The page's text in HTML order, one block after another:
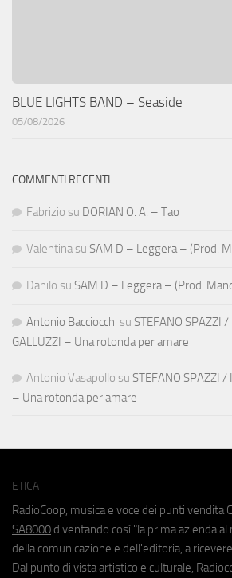
BLUE LIGHTS BAND – Seaside
05/08/2026
COMMENTI RECENTI
Fabrizio su DORIAN O. A. – Tao
Valentina su SAM D – Leggera – (Prod.
Danilo su SAM D – Leggera – (Prod.
Antonio Bacciocchi su STEFANO SPAZZI
GALLUZZI – Una rotonda per amare
Antonio Vasapollo su STEFANO SPAZZI /
– Una rotonda per amare
ETICA
RadioCoop, musica e voce dei punti vendita
SA8000 diventando così "la prima azienda
della comunicazione e dell'editoria, a
Dal punto di vista artistico e culturale,